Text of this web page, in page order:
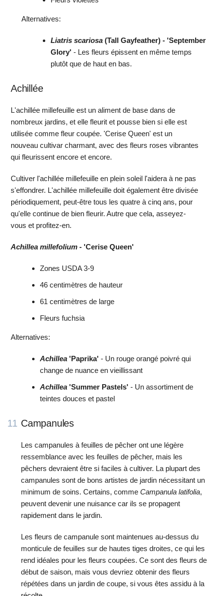
Alternatives:
Liatris scariosa (Tall Gayfeather) - 'September
Glory' - Les fleurs épissent en même temps
plutôt que de haut en bas.
Achillée
L'achillée millefeuille est un aliment de base dans de
nombreux jardins, et elle fleurit et pousse bien si elle est
utilisée comme fleur coupée. 'Cerise Queen' est un
nouveau cultivar charmant, avec des fleurs roses vibrantes
qui fleurissent encore et encore.
Cultiver l'achillée millefeuille en plein soleil l'aidera à ne pas
s'effondrer. L'achillée millefeuille doit également être divisée
périodiquement, peut-être tous les quatre à cinq ans, pour
qu'elle continue de bien fleurir. Autre que cela, asseyez-
vous et profitez-en.
Achillea millefolium - 'Cerise Queen'
Zones USDA 3-9
46 centimètres de hauteur
61 centimètres de large
Fleurs fuchsia
Alternatives:
Achillea 'Paprika' - Un rouge orangé poivré qui
change de nuance en vieillissant
Achillea 'Summer Pastels' - Un assortiment de
teintes douces et pastel
11 Campanules
Les campanules à feuilles de pêcher ont une légère
ressemblance avec les feuilles de pêcher, mais les
pêchers devraient être si faciles à cultiver. La plupart des
campanules sont de bons artistes de jardin nécessitant un
minimum de soins. Certains, comme Campanula latifolia,
peuvent devenir une nuisance car ils se propagent
rapidement dans le jardin.
Les fleurs de campanule sont maintenues au-dessus du
monticule de feuilles sur de hautes tiges droites, ce qui les
rend idéales pour les fleurs coupées. Ce sont des fleurs de
début de saison, mais vous devriez obtenir des fleurs
répétées dans un jardin de coupe, si vous êtes assidu à la